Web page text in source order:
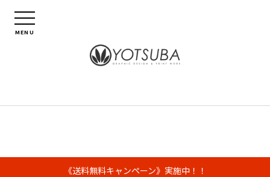
MENU
《送料無料キャンペーン》実施中！！